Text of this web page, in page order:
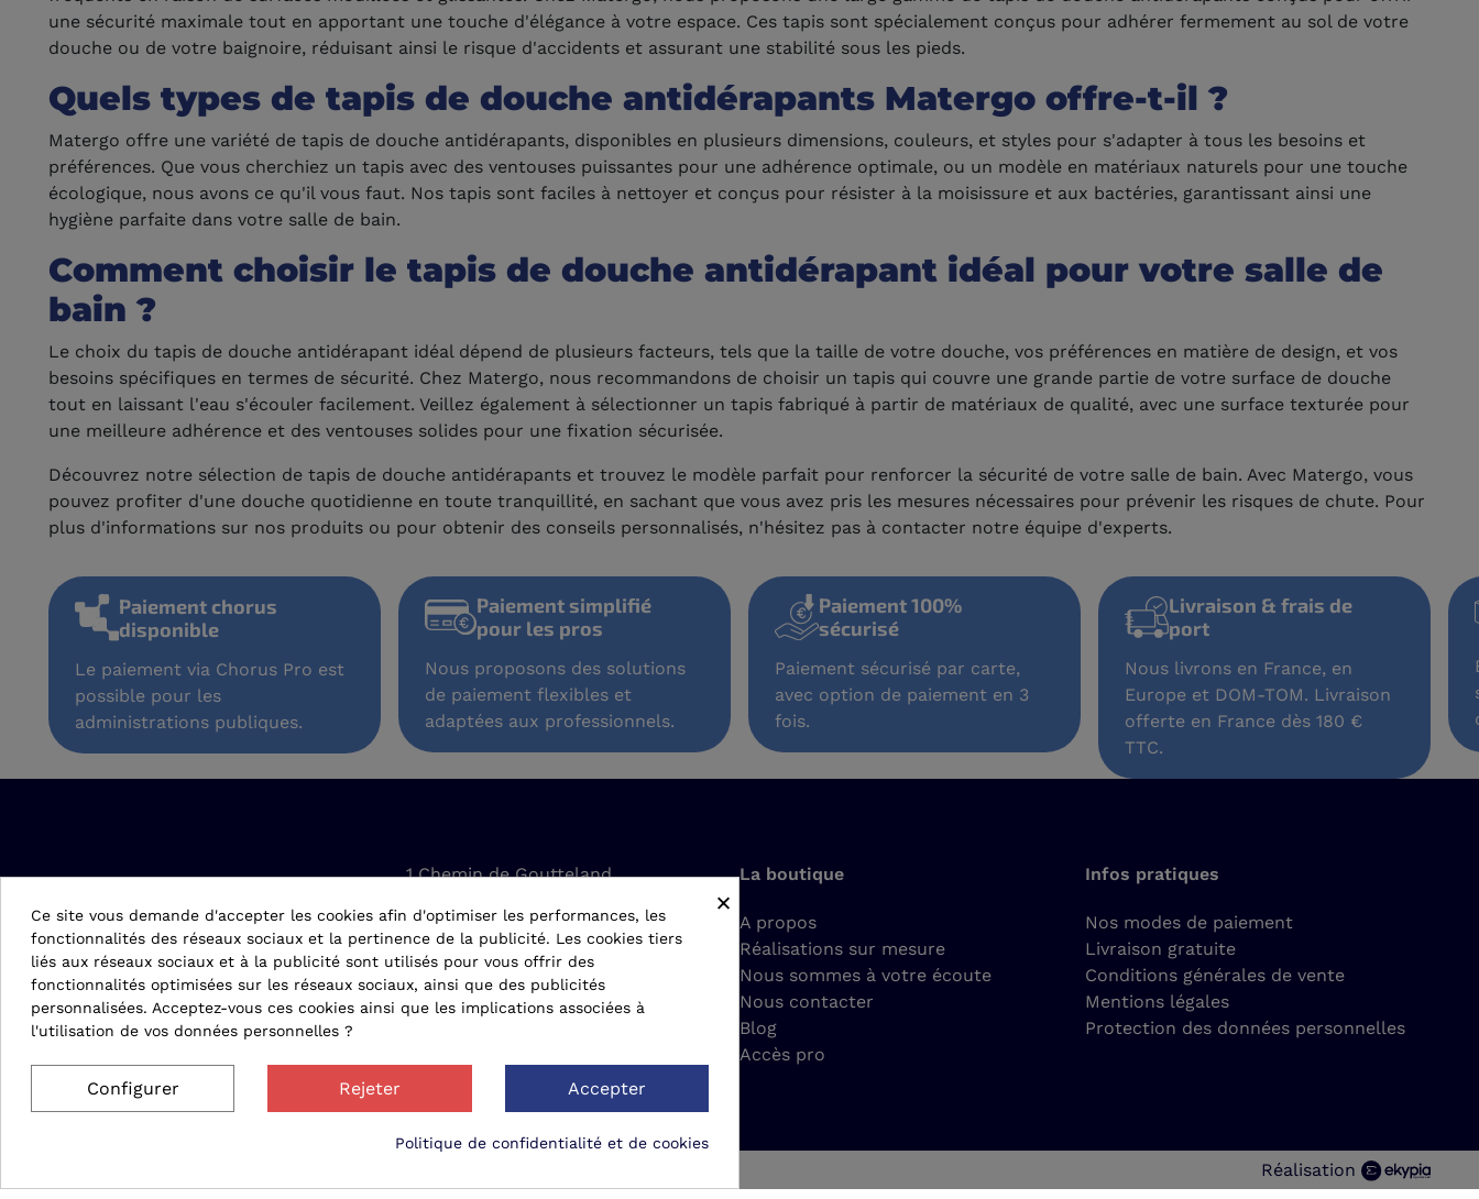
une sécurité maximale tout en apportant une touche d'élégance à votre espace. Ces tapis sont spécialement conçus pour adhérer fermement au sol de votre
douche ou de votre baignoire, réduisant ainsi le risque d'accidents et assurant une stabilité sous les pieds.
Quels types de tapis de douche antidérapants Matergo offre-t-il ?
Matergo offre une variété de tapis de douche antidérapants, disponibles en plusieurs dimensions, couleurs, et styles pour s'adapter à tous les besoins et
préférences. Que vous cherchiez un tapis avec des ventouses puissantes pour une adhérence optimale, ou un modèle en matériaux naturels pour une touche
écologique, nous avons ce qu'il vous faut. Nos tapis sont faciles à nettoyer et conçus pour résister à la moisissure et aux bactéries, garantissant ainsi une
hygiène parfaite dans votre salle de bain.
Comment choisir le tapis de douche antidérapant idéal pour votre salle de
bain ?
Le choix du tapis de douche antidérapant idéal dépend de plusieurs facteurs, tels que la taille de votre douche, vos préférences en matière de design, et vos
besoins spécifiques en termes de sécurité. Chez Matergo, nous recommandons de choisir un tapis qui couvre une grande partie de votre surface de douche
tout en laissant l'eau s'écouler facilement. Veillez également à sélectionner un tapis fabriqué à partir de matériaux de qualité, avec une surface texturée pour
une meilleure adhérence et des ventouses solides pour une fixation sécurisée.
Découvrez notre sélection de tapis de douche antidérapants et trouvez le modèle parfait pour renforcer la sécurité de votre salle de bain. Avec Matergo, vous
pouvez profiter d'une douche quotidienne en toute tranquillité, en sachant que vous avez pris les mesures nécessaires pour prévenir les risques de chute. Pour
plus d'informations sur nos produits ou pour obtenir des conseils personnalisés, n'hésitez pas à contacter notre équipe d'experts.
Paiement chorus
disponible
Le paiement via Chorus Pro est
possible pour les
administrations publiques.
Paiement simplifié
pour les pros
Nous proposons des solutions
de paiement flexibles et
adaptées aux professionnels.
Paiement 100%
sécurisé
Paiement sécurisé par carte,
avec option de paiement en 3
fois.
Livraison & frais de
port
Nous livrons en France, en
Europe et DOM-TOM. Livraison
offerte en France dès 180 €
TTC.
1 Chemin de Goutteland
contact@matergo.fr
04 77 24 22 26
La boutique
A propos
Réalisations sur mesure
Nous sommes à votre écoute
Nous contacter
Blog
Accès pro
Infos pratiques
Nos modes de paiement
Livraison gratuite
Conditions générales de vente
Mentions légales
Protection des données personnelles
Réalisation
×
Ce site vous demande d'accepter les cookies afin d'optimiser les performances, les
fonctionnalités des réseaux sociaux et la pertinence de la publicité. Les cookies tiers
liés aux réseaux sociaux et à la publicité sont utilisés pour vous offrir des
fonctionnalités optimisées sur les réseaux sociaux, ainsi que des publicités
personnalisées. Acceptez-vous ces cookies ainsi que les implications associées à
l'utilisation de vos données personnelles ?
Configurer Rejeter Accepter
Politique de confidentialité et de cookies